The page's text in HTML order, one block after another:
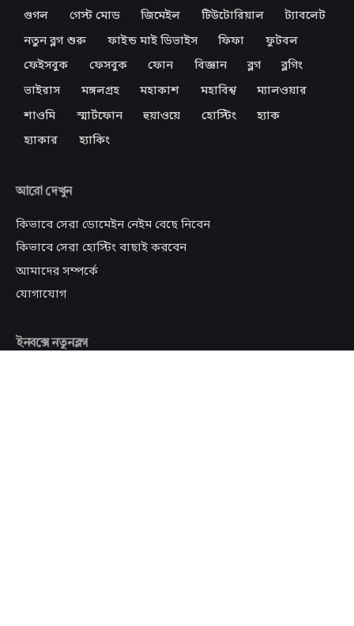
গুগল
গেস্ট মোড জিমেইল টিউটোরিয়াল
ট্যাবলেট
নতুন ব্লগ শুরু
ফাইন্ড মাই ডিভাইস ফিফা
ফুটবল
ফেইসবুক
ফেসবুক ফোন বিজ্ঞান ব্লগ
ব্লগিং
ভাইরাস
মঙ্গলগ্রহ মহাকাশ মহাবিশ্ব
ম্যালওয়ার
শাওমি
স্মার্টফোন হুয়াওয়ে হোস্টিং
হ্যাক
হ্যাকার
হ্যাকিং
আরো দেখুন
কিভাবে সেরা ডোমেইন নেইম বেছে নিবেন
কিভাবে সেরা হোস্টিং বাছাই করবেন
আমাদের সম্পর্কে
যোগাযোগ
ইনবক্সে নতুনব্লগ